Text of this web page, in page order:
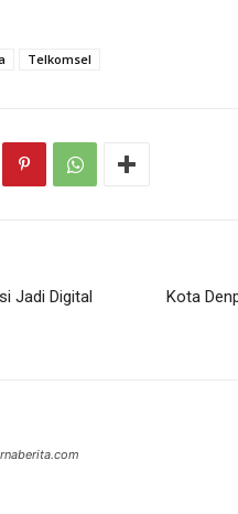
Telkomsel
Jadi Digital
Kota